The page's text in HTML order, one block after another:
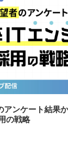
アンケート結果
の戦略